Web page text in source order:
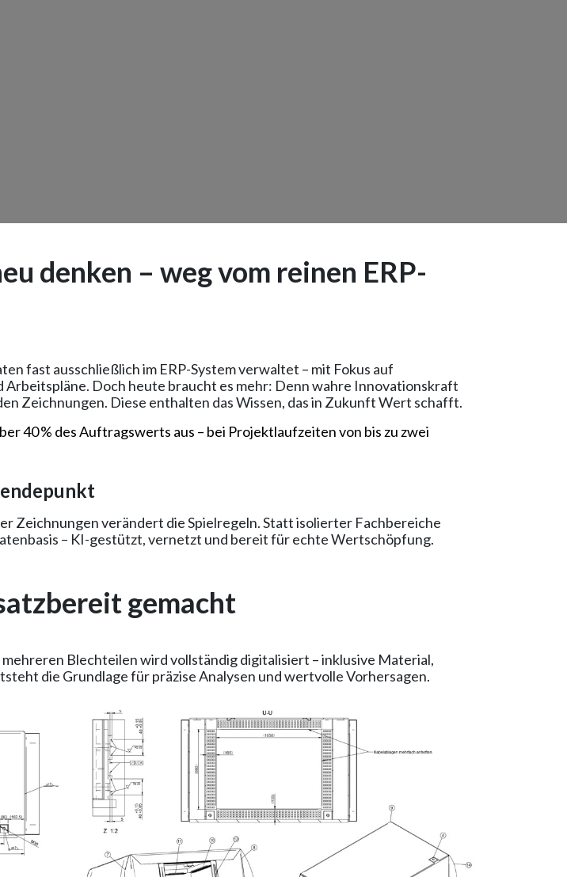
denken – weg vom reinen ERP-
fast ausschließlich im ERP-System verwaltet – mit Fokus auf
Doch heute braucht es mehr: Denn wahre Innovationskraft
Zeichnungen. Diese enthalten das Wissen, das in Zukunft Wert schafft.
40 % des Auftragswerts aus – bei Projektlaufzeiten von bis zu zwei
Zeichnungen verändert die Spielregeln. Statt isolierter Fachbereiche
– KI-gestützt, vernetzt und bereit für echte Wertschöpfung.
gemacht
mehreren Blechteilen wird vollständig digitalisiert – inklusive Material,
die Grundlage für präzise Analysen und wertvolle Vorhersagen.